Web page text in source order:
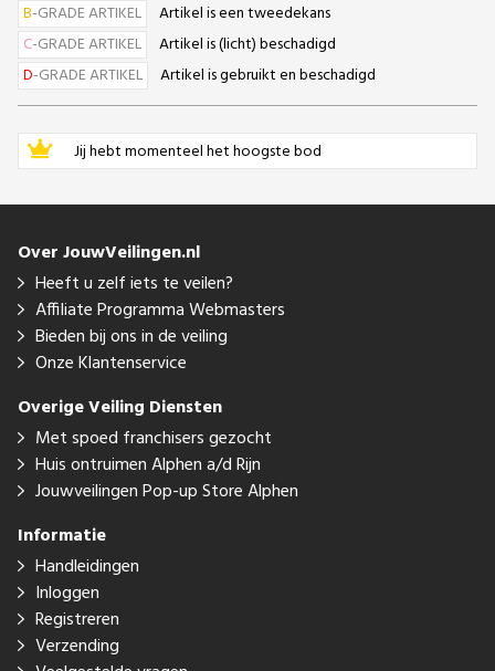
B-GRADE ARTIKEL
Artikel is een tweedekans
C-GRADE ARTIKEL
Artikel is (licht) beschadigd
D-GRADE ARTIKEL Artikel is gebruikt en beschadigd
Jij hebt momenteel het hoogste bod
Over JouwVeilingen.nl
Heeft u zelf iets te veilen?
Affiliate Programma Webmasters
Bieden bij ons in de veiling
Onze Klantenservice
Overige Veiling Diensten
Met spoed franchisers gezocht
Huis ontruimen Alphen a/d Rijn
Jouwveilingen Pop-up Store Alphen
Informatie
Handleidingen
Inloggen
Registreren
Verzending